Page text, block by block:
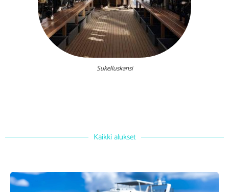
Sukelluskansi
Kaikki alukset